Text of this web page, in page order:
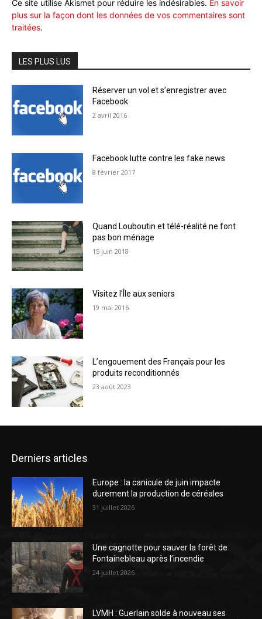
Ce site utilise Akismet pour réduire les indésirables. En savoir
plus sur la façon dont les données de vos commentaires sont
traitées.
LES PLUS LUS
Réserver un vol et s’enregistrer avec
Facebook
2 avril 2016
Facebook lutte contre les fake news
8 février 2017
Quand Louboutin et télé-réalité ne font
pas bon ménage
15 juin 2018
Visitez l’Île aux seniors
19 mai 2016
L’engouement des Français pour les
produits reconditionnés
23 août 2023
Derniers articles
Europe : la canicule de juin impacte
durement la production de céréales
31 juillet 2026
Une cagnotte pour sauver la forêt de
Fontainebleau après l’incendie
24 juillet 2026
LVMH : Guerlain solde à nouveau ses